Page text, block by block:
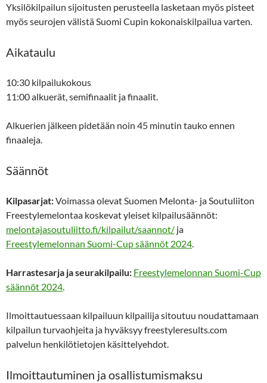
Yksilökilpailun sijoitusten perusteella lasketaan myös pisteet
myös seurojen välistä Suomi Cupin kokonaiskilpailua varten.
Aikataulu
10:30 kilpailukokous
11:00 alkuerät, semifinaalit ja finaalit.
Alkuerien jälkeen pidetään noin 45 minutin tauko ennen
finaaleja.
Säännöt
Kilpasarjat:Voimassa olevat Suomen Melonta- ja Soutuliiton
Freestylemelontaa koskevat yleiset kilpailusäännöt:
melontajasoutuliitto.fi/kilpailut/saannot/ ja
Freestylemelonnan Suomi-Cup säännöt 2024.
Harrastesarja ja seurakilpailu: Freestylemelonnan Suomi-Cup
säännöt 2024.
Ilmoittautuessaan kilpailuun kilpailija sitoutuu noudattamaan
kilpailun turvaohjeita ja hyväksyy freestyleresults.com
palvelun henkilötietojen käsittelyehdot.
Ilmoittautuminen ja osallistumismaksu